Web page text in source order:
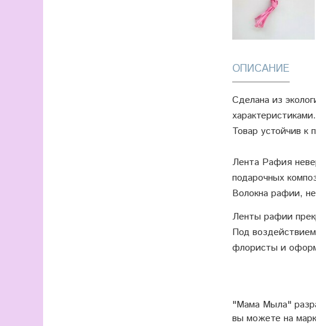
ОПИСАНИЕ
Сделана из
характеристиками.
Товар устойчив к
Лента Рафия
подарочных
Волокна рафии,
Ленты рафии
Под
флористы и
"Мама Мыла"
вы можете на